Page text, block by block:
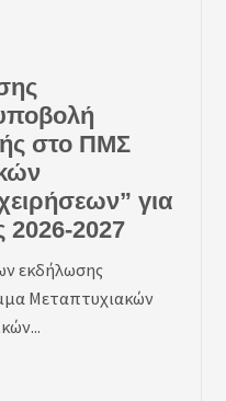
στο ΠΜΣ
για
2026-2027
εκδήλωσης
Μεταπτυχιακών